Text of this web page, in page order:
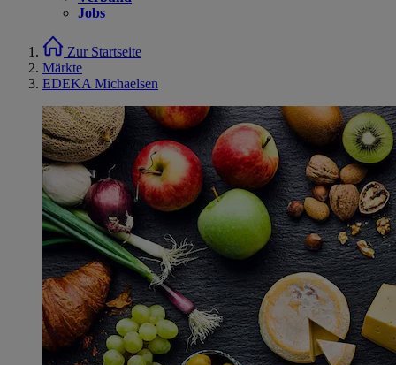
Jobs
Zur Startseite
Märkte
EDEKA Michaelsen